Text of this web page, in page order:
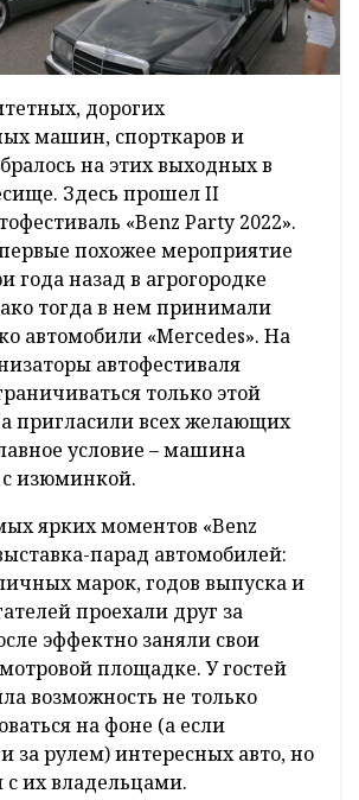
дорогих
машин, спорткаров и
на этих выходных в
Здесь прошел II
«Benz Party 2022».
похожее мероприятие
года назад в агрогородке
тогда в нем принимали
автомобили «Mercedes». На
автофестиваля
только этой
пригласили всех желающих
условие – машина
изюминкой.
ярких моментов «Benz
парад автомобилей:
марок, годов выпуска и
проехали друг за
эффектно заняли свои
площадке. У гостей
возможность не только
на фоне (а если
за рулем) интересных авто, но
с их владельцами.